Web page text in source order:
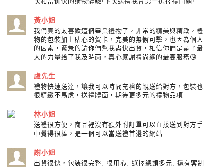
黃小姐
我們真的太喜歡這個畢業禮物了，非常的精美與精緻，禮
物的包裝加上貼心的賀卡，完美的無懈可擊，也因為個人
的因素，緊急的請你們幫我盡快出貨，相信你們是盡了最
大的力量給了我及時雨，真心感謝禮尚網的最高服務😘
盧先生
禮物快速送達，讓我可以時間充裕的親送給對方，包裝也
很精緻不馬虎，送禮體面，期待更多元的禮物品項
林小姐
送禮很方便，商品裡沒有額外附訂單可以直接送到對方手
中覺得很棒，是一個可以當送禮首選的網站
謝小姐
出貨很快，包裝很完整, 很用心, 選擇總類多元, 還有客制